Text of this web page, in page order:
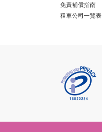
免責補償指南
租車公司一覽表